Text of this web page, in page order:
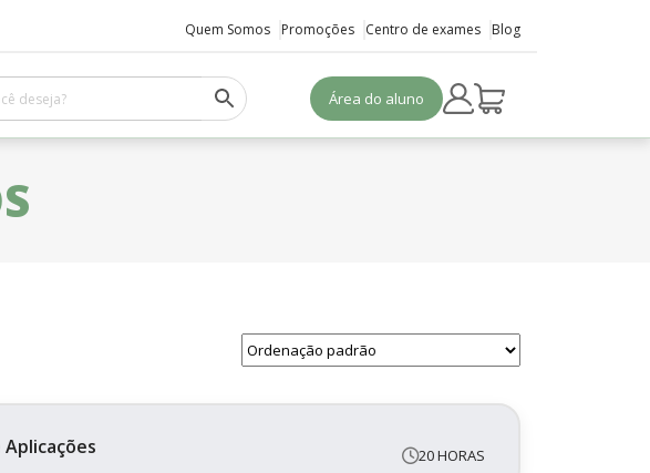
Área do aluno
Quem Somos Promoções Centro de exames Blog
20 HORAS